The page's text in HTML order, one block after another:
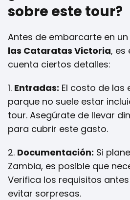
sobre este tour?
Antes de embarcarte en un
las Cataratas Victoria, es
cuenta ciertos detalles:
1. Entradas: El costo de las
parque no suele estar
tour. Asegúrate de llevar
para cubrir este gasto.
2. Documentación: Si
Zambia, es posible que
Verifica los requisitos
evitar sorpresas.